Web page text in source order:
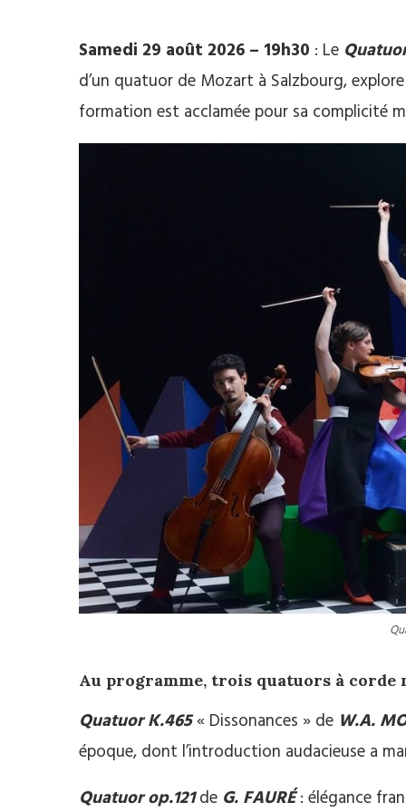
Samedi 29 août 2026 – 19h30 : Le
d’un quatuor de Mozart à Salzbourg,
formation est acclamée pour sa complicité
Au programme, trois quatuors à corde
Quatuor K.465« Dissonances » de W.A.
époque, dont l’introduction audacieuse a
Quatuor op.121de G. FAURÉ: élégance